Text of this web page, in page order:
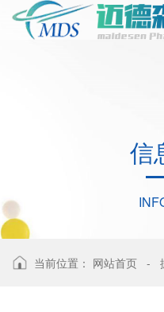
信
当前位置： 网站首页 -